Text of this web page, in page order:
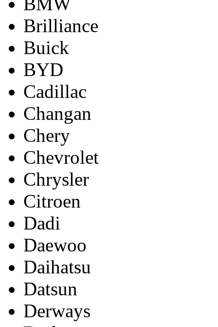
Brilliance
Buick
BYD
Cadillac
Changan
Chery
Chevrolet
Chrysler
Citroen
Dadi
Daewoo
Daihatsu
Datsun
Derways